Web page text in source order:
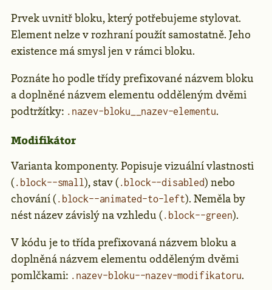
Prvek uvnitř bloku, který potřebujeme stylovat.
Element nelze v rozhraní použít samostatně. Jeho
existence má smysl jen v rámci bloku.
Poznáte ho podle třídy prefixované názvem bloku
a doplněné názvem elementu odděleným dvěmi
podtržítky:
.nazev-bloku__nazev-elementu.
Modifikátor
Varianta komponenty. Popisuje vizuální vlastnosti
(.block--small), stav (.block--disabled) nebo
chování (.block--animated-to-left). Neměla by
nést název závislý na vzhledu (.block--green).
V kódu je to třída prefixovaná názvem bloku a
doplněná názvem elementu odděleným dvěmi
pomlčkami: .nazev-bloku--nazev-modifikatoru.